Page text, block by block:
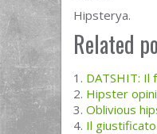
Hipsterya.
Related
DATSHIT: Il
Hipster
Oblivious
Il